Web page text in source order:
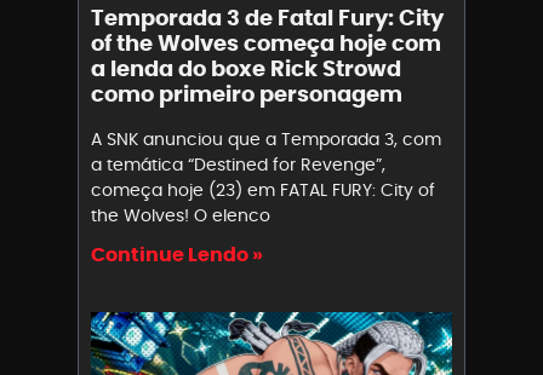
Temporada 3 de Fatal Fury: City
of the Wolves começa hoje com
a lenda do boxe Rick Strowd
como primeiro personagem
A SNK anunciou que a Temporada 3, com
a temática “Destined for Revenge”,
começa hoje (23) em FATAL FURY: City of
the Wolves! O elenco
Continue Lendo »